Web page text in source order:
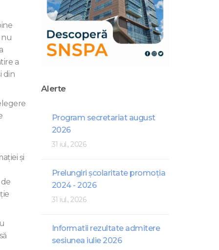
nu
a
din
şi
Alerte
Program secretariat august
2026
31 iul., 2026
Prelungiri școlaritate promoția
2024 - 2026
31 iul., 2026
Informatii rezultate admitere
sesiunea iulie 2026